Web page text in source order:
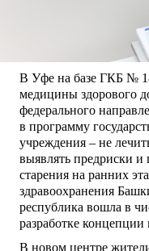
В Уфе на базе ГКБ №
медицины здорового
федерального
в программу
учреждения – не
выявлять предриски
старения на ранних
здравоохранения
республика вошла в
разработке
В новом центре